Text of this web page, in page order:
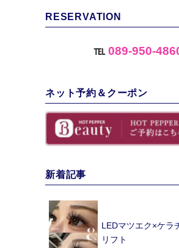
RESERVATION
℡ 089-950-
ネット予約＆クーポン
新着記事
LEDマツエク×ケラ
リフト